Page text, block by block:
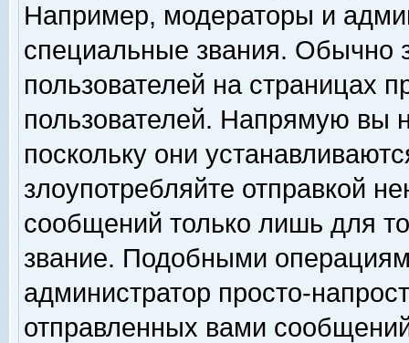
Например, модераторы и
специальные звания. Обычно
пользователей на страницах
пользователей. Напрямую вы
поскольку они
злоупотребляйте отправкой
сообщений только лишь для
звание. Подобными
администратор просто-
отправленных вами